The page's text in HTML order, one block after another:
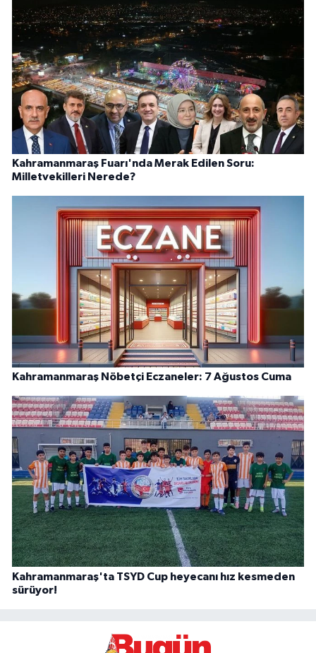
Kahramanmaraş Fuarı'nda Merak Edilen Soru:
Milletvekilleri Nerede?
Kahramanmaraş Nöbetçi Eczaneler: 7 Ağustos Cuma
Kahramanmaraş'ta TSYD Cup heyecanı hız kesmeden
sürüyor!